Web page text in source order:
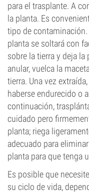
para el trasplante. A
la planta. Es
tipo de
planta se soltará con
sobre la tierra y deja
anular, vuelca la
tierra. Una vez
haberse endurecido o
continuación,
cuidado pero
planta; riega
adecuado para
planta para que tenga
Es posible que
su ciclo de vida,